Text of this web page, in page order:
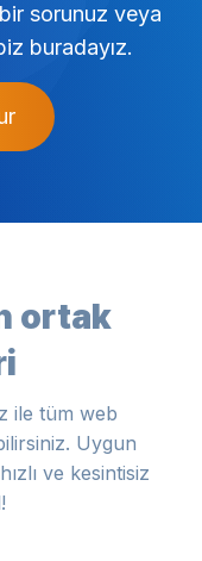
sorunuz veya
buradayız.
ortak
ile tüm web
Uygun
ve kesintisiz